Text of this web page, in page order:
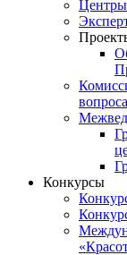
Центры
Конкурсы